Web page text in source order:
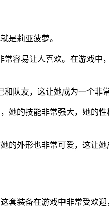
是莉亚菠萝。
容易让人喜欢。在游戏中
队友，这让她成为一个非
她的技能非常强大，她的
的外形也非常可爱，这让
套装备在游戏中非常受欢